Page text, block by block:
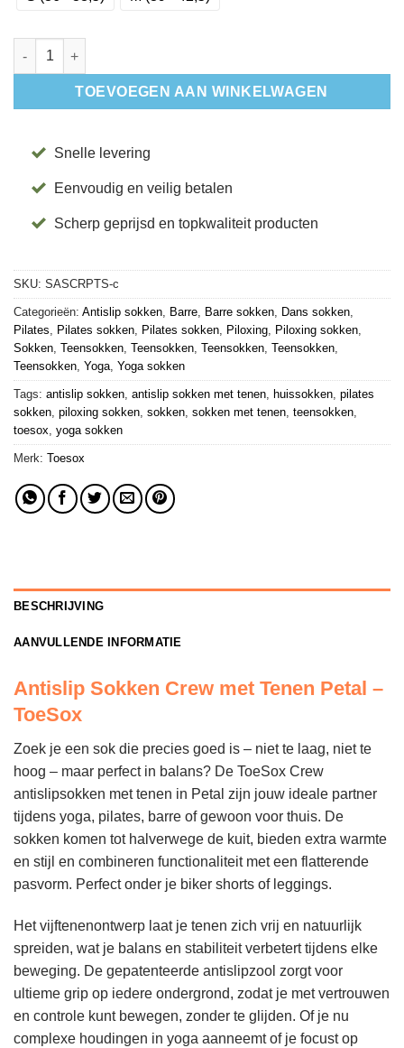
Antislip Sokken Crew met Tenen Petal - ToeSox aantal
TOEVOEGEN AAN WINKELWAGEN
Snelle levering
Eenvoudig en veilig betalen
Scherp geprijsd en topkwaliteit producten
SKU: SASCRPTS-c
Categorieën: Antislip sokken Barre Barre sokken Dans sokken
Pilates
Pilates sokken Pilates sokken Piloxing Piloxing sokken
Sokken Teensokken Teensokken Teensokken Teensokken
Teensokken Yoga Yoga sokken
Tags: antislip sokken antislip sokken met tenen huissokken pilates
sokken piloxing sokken sokken sokken met tenen teensokken
toesox yoga sokken
Merk: Toesox
BESCHRIJVING
AANVULLENDE INFORMATIE
Antislip Sokken Crew met Tenen Petal –
ToeSox
Zoek je een sok die precies goed is – niet te laag, niet te
hoog – maar perfect in balans? De ToeSox Crew
antislipsokken met tenen in Petal zijn jouw ideale partner
tijdens yoga, pilates, barre of gewoon voor thuis. De
sokken komen tot halverwege de kuit, bieden extra warmte
en stijl en combineren functionaliteit met een flatterende
pasvorm. Perfect onder je biker shorts of leggings.
Het vijftenenontwerp laat je tenen zich vrij en natuurlijk
spreiden, wat je balans en stabiliteit verbetert tijdens elke
beweging. De gepatenteerde antislipzool zorgt voor
ultieme grip op iedere ondergrond, zodat je met vertrouwen
en controle kunt bewegen, zonder te glijden. Of je nu
complexe houdingen in yoga aanneemt of je focust op